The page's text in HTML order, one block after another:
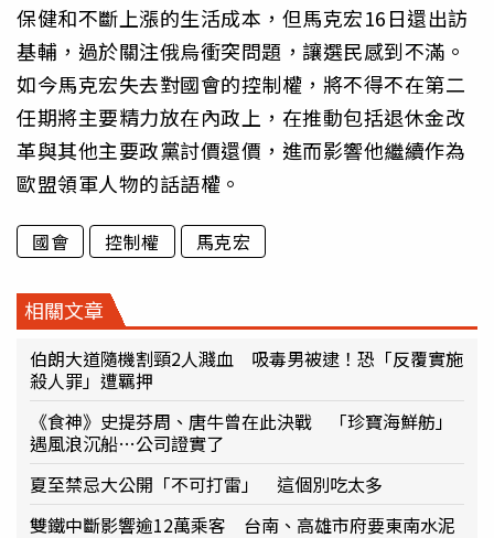
保健和不斷上漲的生活成本，但馬克宏16日還出訪
基輔，過於關注俄烏衝突問題，讓選民感到不滿。
如今馬克宏失去對國會的控制權，將不得不在第二
任期將主要精力放在內政上，在推動包括退休金改
革與其他主要政黨討價還價，進而影響他繼續作為
歐盟領軍人物的話語權。
國會 控制權 馬克宏
相關文章
伯朗大道隨機割頸2人濺血 吸毒男被逮！恐「反覆實施
殺人罪」遭羈押
《食神》史提芬周、唐牛曾在此決戰 「珍寶海鮮舫」
遇風浪沉船…公司證實了
夏至禁忌大公開「不可打雷」 這個別吃太多
雙鐵中斷影響逾12萬乘客 台南、高雄市府要東南水泥